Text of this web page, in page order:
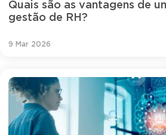
Quais são as vantagens de
gestão de RH?
9 Mar 2026